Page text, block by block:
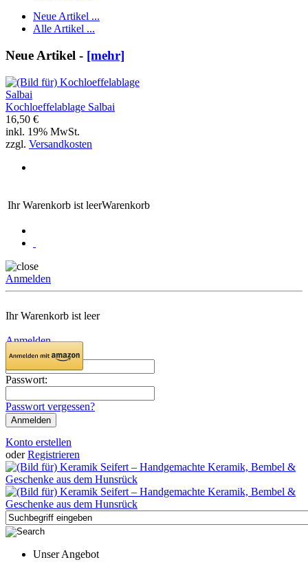
Neue Artikel ...
Alle Artikel ...
Neue Artikel - [mehr]
Kochloeffelablage Salbai
16,50 €
inkl. 19% MwSt.
zzgl. Versandkosten
Ihr Warenkorb ist leerWarenkorb
Anmelden
Ihr Warenkorb ist leer
Anmelden
Email:
Passwort:
Passwort vergessen?
Konto erstellen
oder Registrieren
Unser Angebot